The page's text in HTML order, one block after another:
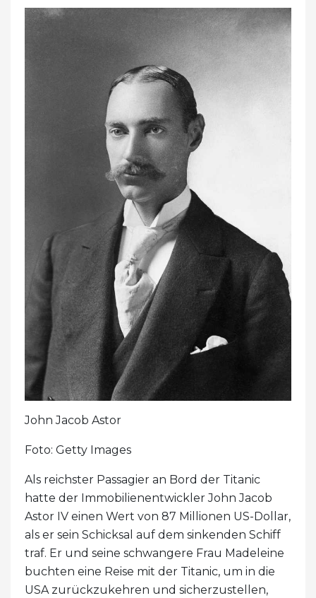
John Jacob Astor
Foto: Getty Images
Als reichster Passagier an Bord der Titanic
hatte der Immobilienentwickler John Jacob
Astor IV einen Wert von 87 Millionen US-Dollar,
als er sein Schicksal auf dem sinkenden Schiff
traf. Er und seine schwangere Frau Madeleine
buchten eine Reise mit der Titanic, um in die
USA zurückzukehren und sicherzustellen,